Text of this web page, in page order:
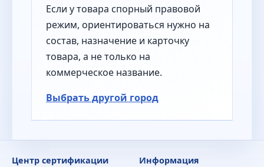
Если у товара спорный правовой
режим, ориентироваться нужно на
состав, назначение и карточку
товара, а не только на
коммерческое название.
Выбрать другой город
Центр сертификации
Информация